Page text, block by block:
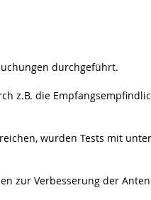
durchgeführt.
z.B. die
wurden Tests mit
zur Verbesserung der